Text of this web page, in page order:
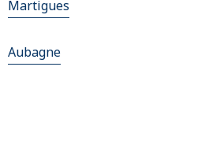
Martigues
Aubagne